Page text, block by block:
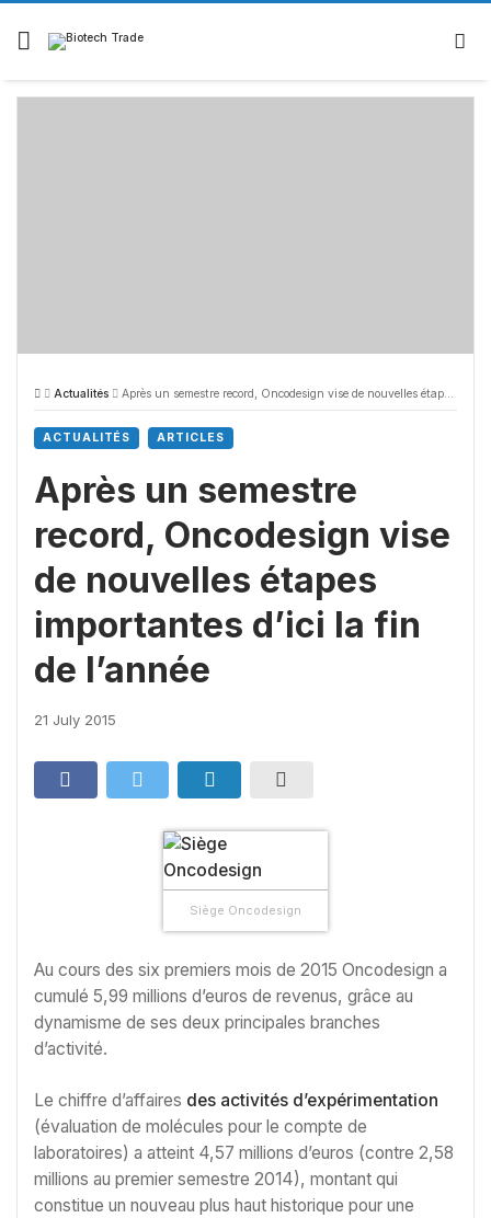
Skip
content
Actualités Après un semestre record, Oncodesign vise de nouvelles étapes importantes d’ici la fin de l’année
ACTUALITÉS ARTICLES
Après un semestre
record, Oncodesign vise
de nouvelles étapes
importantes d’ici la fin
de l’année
21 July 2015
Siège Oncodesign
Au cours des six premiers mois de 2015 Oncodesign a
cumulé 5,99 millions d’euros de revenus, grâce au
dynamisme de ses deux principales branches
d’activité.
Le chiffre d’affaires des activités d’expérimentation
(évaluation de molécules pour le compte de
laboratoires) a atteint 4,57 millions d’euros (contre 2,58
millions au premier semestre 2014), montant qui
constitue un nouveau plus haut historique pour une